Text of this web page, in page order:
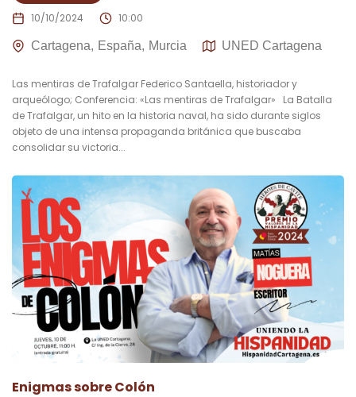
10/10/2024 10:00
Cartagena España Murcia UNED Cartagena
Las mentiras de Trafalgar Federico Santaella, historiador y
arqueólogo; Conferencia: «Las mentiras de Trafalgar» La Batalla
de Trafalgar, un hito en la historia naval, ha sido durante siglos
objeto de una intensa propaganda británica que buscaba
consolidar su victoria...
Enigmas sobre Colón